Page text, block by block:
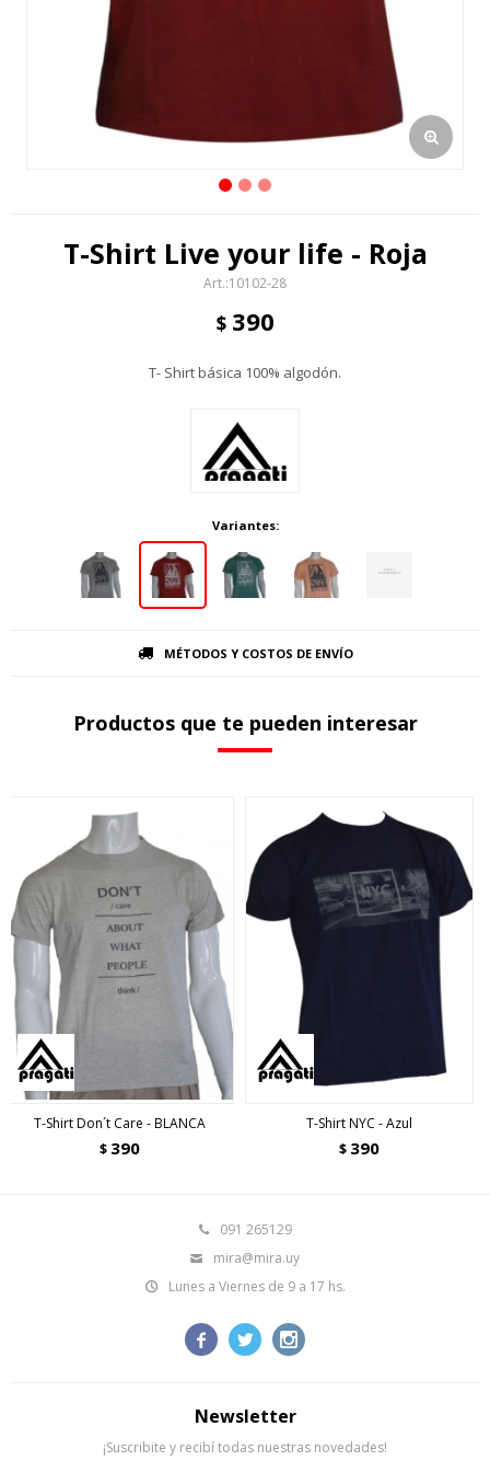
T-Shirt Live your life - Roja
10102-28
$ 390
T- Shirt básica 100% algodón.
Variantes:
MÉTODOS Y COSTOS DE ENVÍO
Productos que te pueden interesar
T-Shirt Don´t Care - BLANCA
$ 390
T-Shirt NYC - Azul
$ 390
091 265129
mira@mira.uy
Lunes a Viernes de 9 a 17 hs.
  
Newsletter
¡Suscribite y recibí todas nuestras novedades!